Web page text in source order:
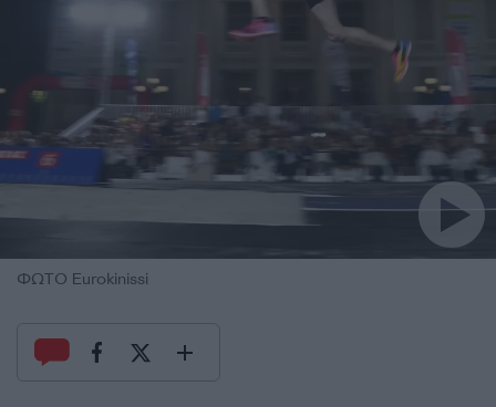
ΦΩΤΟ Eurokinissi